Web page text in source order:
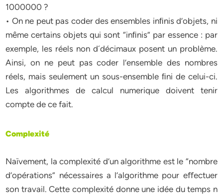
1000000 ?
• On ne peut pas coder des ensembles inﬁnis d’objets, ni
même certains objets qui sont “inﬁnis” par essence : par
exemple, les réels non d´décimaux posent un problème.
Ainsi, on ne peut pas coder l’ensemble des nombres
réels, mais seulement un sous-ensemble ﬁni de celui-ci.
Les algorithmes de calcul numerique doivent tenir
compte de ce fait.
Complexité
Naïvement, la complexité d’un algorithme est le “nombre
d’opérations” nécessaires a l’algorithme pour eﬀectuer
son travail. Cette complexité donne une idée du temps n